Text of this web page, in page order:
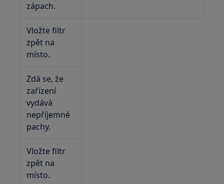
zápach.
Vložte filtr
zpět na
místo.
Zdá se, že
zařízení
vydává
nepříjemné
pachy.
Vložte filtr
zpět na
místo.